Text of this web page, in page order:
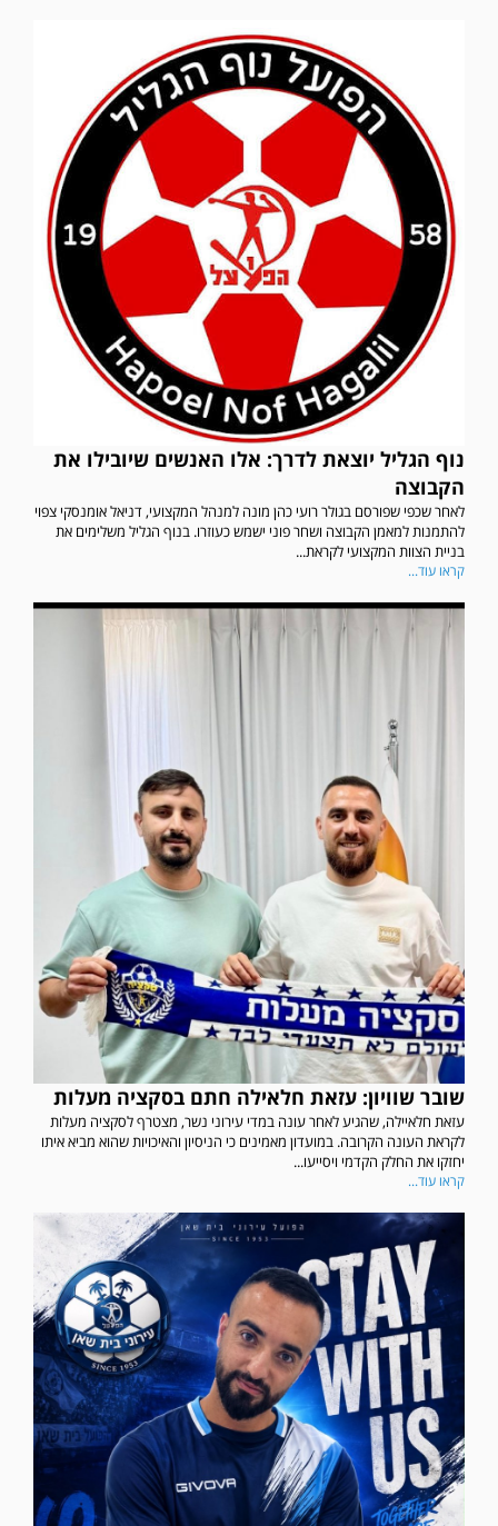
נוף הגליל יוצאת לדרך: אלו האנשים שיובילו את
הקבוצה
לאחר שכפי שפורסם בגולר רועי כהן מונה למנהל המקצועי, דניאל אומנסקי צפוי
להתמנות למאמן הקבוצה ושחר פוני ישמש כעוזרו. בנוף הגליל משלימים את
בניית הצוות המקצועי לקראת...
קראו עוד...
שובר שוויון: עזאת חלאילה חתם בסקציה מעלות
עזאת חלאיילה, שהגיע לאחר עונה במדי עירוני נשר, מצטרף לסקציה מעלות
לקראת העונה הקרובה. במועדון מאמינים כי הניסיון והאיכויות שהוא מביא איתו
יחזקו את החלק הקדמי ויסייעו...
קראו עוד...